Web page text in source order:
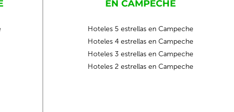
EN CAMPECHE
Hoteles 5 estrellas en Campeche
Hoteles 4 estrellas en Campeche
Hoteles 3 estrellas en Campeche
Hoteles 2 estrellas en Campeche